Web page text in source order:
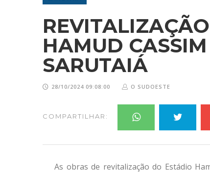
HAMUD
SARUTAIÁ
28/10/2024 09:08:00 O SUDOESTE
COMPARTILHAR:
As obras de revitalização do Estádio